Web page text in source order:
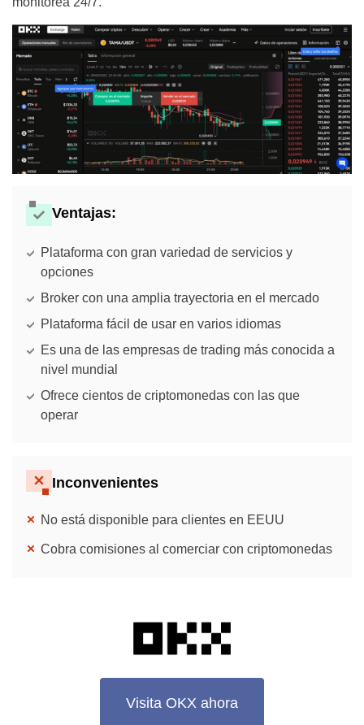
Ventajas:
Plataforma con gran variedad de servicios y
opciones
Broker con una amplia trayectoria en el mercado
Plataforma fácil de usar en varios idiomas
Es una de las empresas de trading más conocida a
nivel mundial
Ofrece cientos de criptomonedas con las que
operar
Inconvenientes
No está disponible para clientes en EEUU
Cobra comisiones al comerciar con criptomonedas
Visita OKX ahora